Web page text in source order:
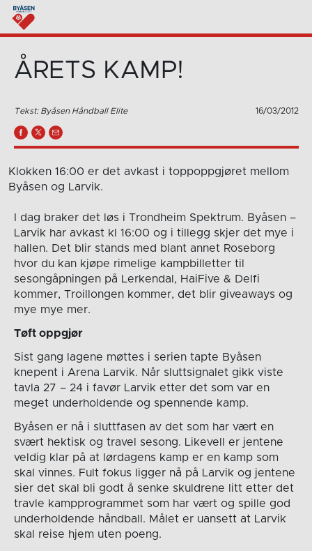
ÅRETS KAMP!
Tekst: Byåsen Håndball Elite 16/03/2012
Klokken 16:00 er det avkast i toppoppgjøret mellom
Byåsen og Larvik.
I dag braker det løs i Trondheim Spektrum. Byåsen –
Larvik har avkast kl 16:00 og i tillegg skjer det mye i
hallen. Det blir stands med blant annet Roseborg
hvor du kan kjøpe rimelige kampbilletter til
sesongåpningen på Lerkendal, HaiFive & Delfi
kommer, Troillongen kommer, det blir giveaways og
mye mye mer.
Tøft oppgjør
Sist gang lagene møttes i serien tapte Byåsen
knepent i Arena Larvik. Når sluttsignalet gikk viste
tavla 27 – 24 i favør Larvik etter det som var en
meget underholdende og spennende kamp.
Byåsen er nå i sluttfasen av det som har vært en
svært hektisk og travel sesong. Likevell er jentene
veldig klar på at lørdagens kamp er en kamp som
skal vinnes. Fult fokus ligger nå på Larvik og jentene
sier det skal bli godt å senke skuldrene litt etter det
travle kampprogrammet som har vært og spille god
underholdende håndball. Målet er uansett at Larvik
skal reise hjem uten poeng.